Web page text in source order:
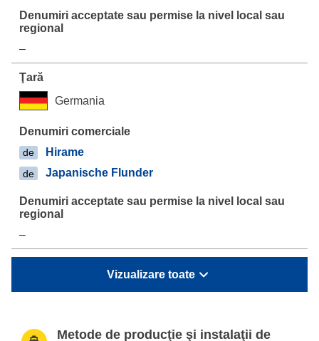
–
Germania
de Hirame
de Japanische Flunder
–
Vizualizare toate
Metode de producţie şi instalaţii de